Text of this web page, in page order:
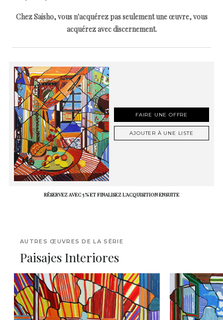
Chez Saisho, vous n'acquérez pas seulement une œuvre, vous
acquérez avec discernement.
FAIRE UNE OFFRE
AJOUTER À UNE LISTE
RÉSERVEZ AVEC 5 % ET FINALISEZ L'ACQUISITION ENSUITE
AUTRES ŒUVRES DE LA SÉRIE
Paisajes Interiores